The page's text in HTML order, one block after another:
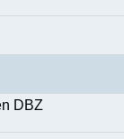
DBZ